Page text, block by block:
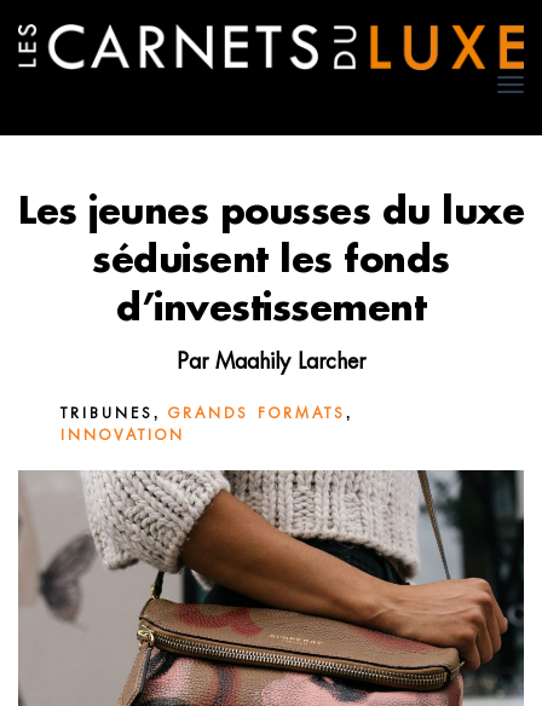
Les jeunes pousses du luxe
séduisent les fonds
d’investissement
Par Maahily Larcher
TRIBUNES , GRANDS FORMATS ,
INNOVATION